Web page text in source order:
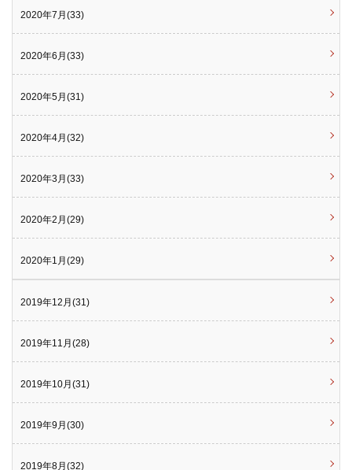
2020年7月(33)
2020年6月(33)
2020年5月(31)
2020年4月(32)
2020年3月(33)
2020年2月(29)
2020年1月(29)
2019年12月(31)
2019年11月(28)
2019年10月(31)
2019年9月(30)
2019年8月(32)